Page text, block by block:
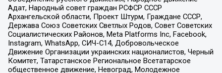
Адат, Народный совет граждан РСФСР СССР
Архангельской области, Проект Штурм, Граждане СССР,
Держава Союз Советских Светлых Родов, Совет Советских
Социалистических Районов, Meta Platforms Inc, Facebook,
Instagram, WhatsApp, СИЧ-С14, Добровольческое
Движение Организации украинских националистов, Черный
Комитет, Татарстанское Региональное Всетатарское
общественное движение, Невоград, Молодежное